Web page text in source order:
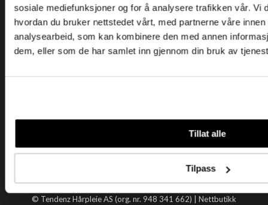
sosiale mediefunksjoner og for å analysere trafikken vår. Vi
hvordan du bruker nettstedet vårt, med partnerne våre
analysearbeid, som kan kombinere den med annen
dem, eller som de har samlet inn gjennom din bruk av
Tillat alle
Tilpass
Telefon: +47 22 92 50 00
E-post: kundeservice@tendenz.net
Nyttige lenker
Datablad
Om oss
Handle hos oss
© Tendenz Hårpleie AS (org. nr. 948 341 662) | Nettbutikk